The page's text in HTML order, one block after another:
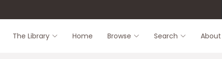
The Library Home Browse Search About